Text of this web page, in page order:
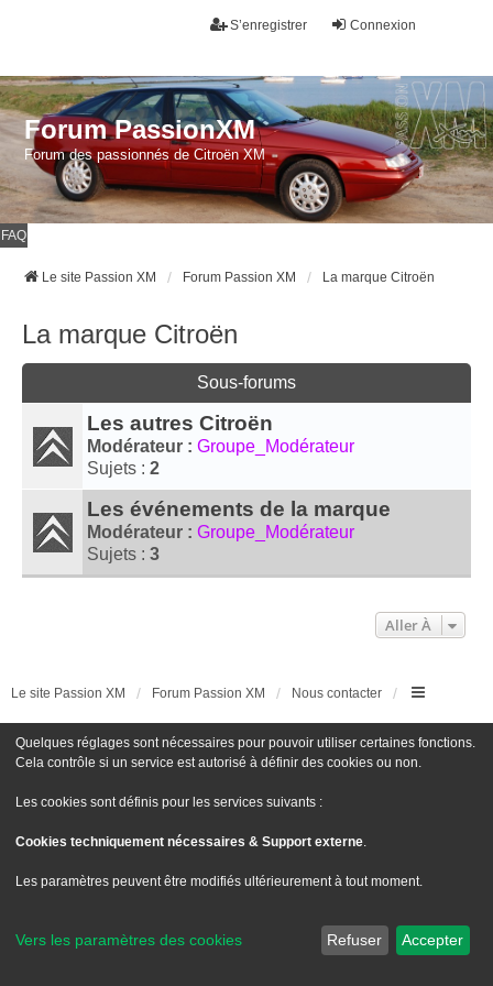
Connexion
S’enregistrer
Forum PassionXM
Forum des passionnés de Citroën XM
FAQ
Le site Passion XM Forum Passion XM La marque Citroën
La marque Citroën
Sous-forums
Les autres Citroën
Modérateur : Groupe_Modérateur
Sujets : 2
Les événements de la marque
Modérateur : Groupe_Modérateur
Sujets : 3
Aller À
Le site Passion XM Forum Passion XM Nous contacter
Traduit par
phpBB-fr.com
Quelques réglages sont nécessaires pour pouvoir utiliser certaines fonctions.
Cela contrôle si un service est autorisé à définir des cookies ou non.
Les cookies sont définis pour les services suivants :
Cookies techniquement nécessaires & Support externe.
Les paramètres peuvent être modifiés ultérieurement à tout moment.
Vers les paramètres des cookies Refuser Accepter